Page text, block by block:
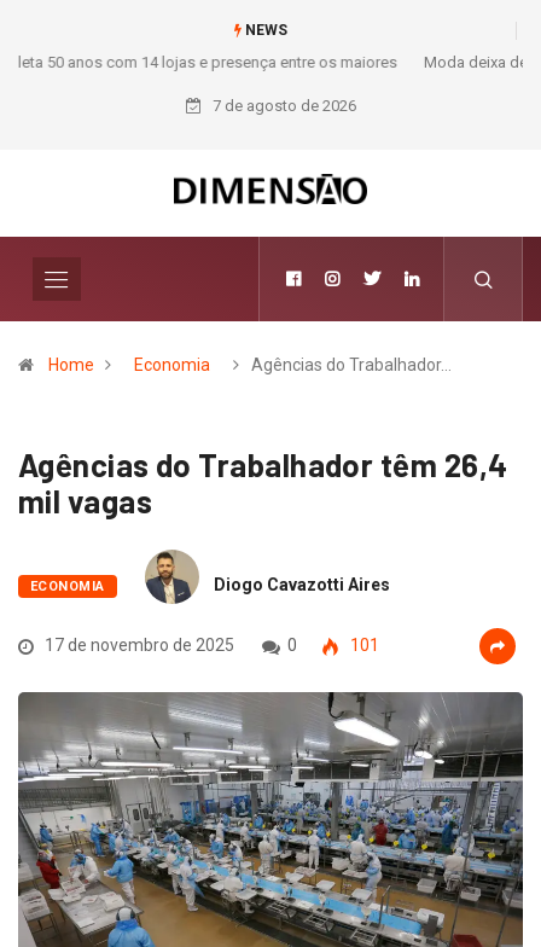
NEWS
Moda deixa de seguir tendências e passa a contar histórias; Forward
aposta na curadoria como novo luxo
7 de agosto de 2026
Home Economia Agências do Trabalhador…
Agências do Trabalhador têm 26,4
mil vagas
ECONOMIA Diogo Cavazotti Aires
17 de novembro de 2025 0 101